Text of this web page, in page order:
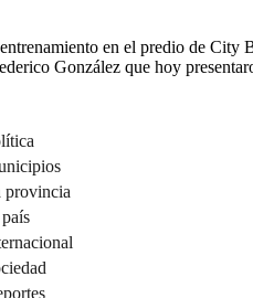
en el predio de
González que hoy
provincia